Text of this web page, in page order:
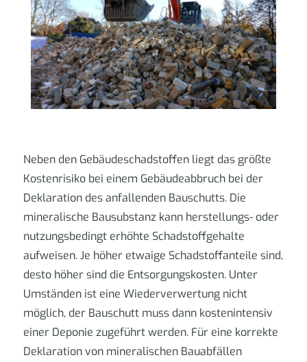
Neben den Gebäudeschadstoffen liegt das größte
Kostenrisiko bei einem Gebäudeabbruch bei der
Deklaration des anfallenden Bauschutts. Die
mineralische Bausubstanz kann herstellungs- oder
nutzungsbedingt erhöhte Schadstoffgehalte
aufweisen. Je höher etwaige Schadstoffanteile sind,
desto höher sind die Entsorgungskosten. Unter
Umständen ist eine Wiederverwertung nicht
möglich, der Bauschutt muss dann kostenintensiv
einer Deponie zugeführt werden. Für eine korrekte
Deklaration von mineralischen Bauabfällen